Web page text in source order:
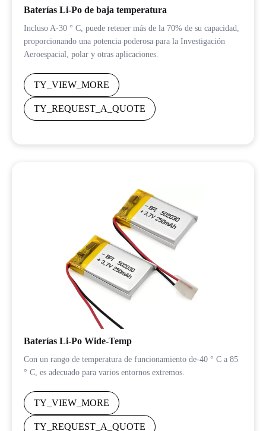
Baterías Li-Po de baja temperatura
Incluso A-30 ° C, puede retener más de la 70% de su capacidad,
proporcionando una potencia poderosa para la Investigación
Aeroespacial, polar y otras aplicaciones.
TY_VIEW_MORE
TY_REQUEST_A_QUOTE
Baterías Li-Po Wide-Temp
Con un rango de temperatura de funcionamiento de-40 ° C a 85
° C, es adecuado para varios entornos extremos.
TY_VIEW_MORE
TY_REQUEST_A_QUOTE